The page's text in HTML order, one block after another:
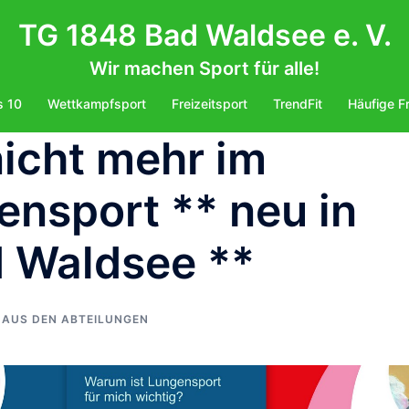
TG 1848 Bad Waldsee e. V.
Wir machen Sport für alle!
10 Wettkampfsport Freizeitsport TrendFit Häufige
mehr im
** neu in
Waldsee **
AUS DEN ABTEILUNGEN